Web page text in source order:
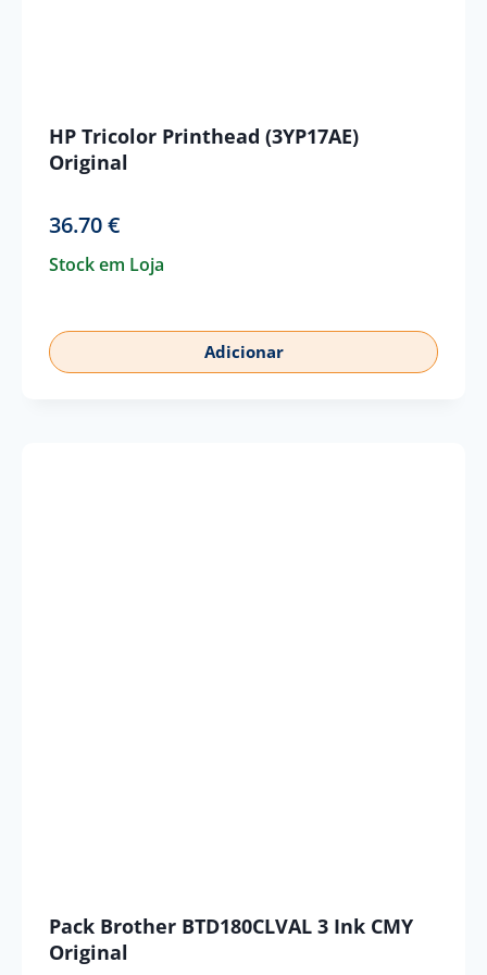
HP Tricolor Printhead (3YP17AE)
Original
36.70€
Stock em Loja
Adicionar
Pack Brother BTD180CLVAL 3 Ink CMY
Original